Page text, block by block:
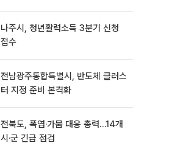
나주시, 청년활력소득 3분기 신청
접수
전남광주통합특별시, 반도체 클러스
터 지정 준비 본격화
전북도, 폭염·가뭄 대응 총력…14개
시·군 긴급 점검